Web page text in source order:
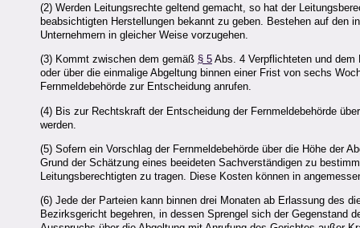
(2) Werden Leitungsrechte geltend gemacht, so hat der
beabsichtigten Herstellungen bekannt zu geben. Bestehen auf den
Unternehmern in gleicher Weise vorzugehen.
(3) Kommt zwischen dem gemäß § 5 Abs. 4 Verpflichteten und dem
oder über die einmalige Abgeltung binnen einer Frist von sechs
Fernmeldebehörde zur Entscheidung anrufen.
(4) Bis zur Rechtskraft der Entscheidung der Fernmeldebehörde
werden.
(5) Sofern ein Vorschlag der Fernmeldebehörde über die Höhe der
Grund der Schätzung eines beeideten Sachverständigen zu
Leitungsberechtigten zu tragen. Diese Kosten können in
(6) Jede der Parteien kann binnen drei Monaten ab Erlassung des
Bezirksgericht begehren, in dessen Sprengel sich der Gegenstand